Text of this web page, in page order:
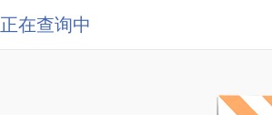
正在查询中